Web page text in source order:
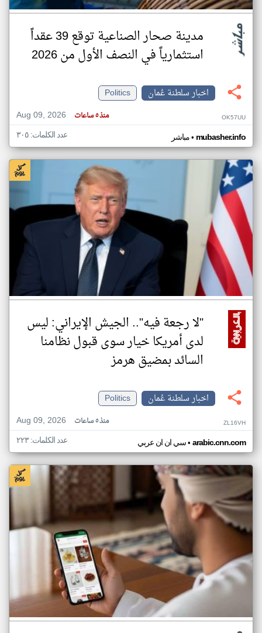
مدينة صحار الصناعية توقع 39 عقداً
استثمارياً في النصف الأول من 2026
اخبار سلطنة عُمان
Politics
Aug 09, 2026
منذ ٥ ساعات OK57UU
مباشر• mubasher.info عدد الكلمات: ٣٠٥
"لا رجعة فيه".. الجيش الإيراني: ليس
لدى أمريكا خيار سوى قبول نظامنا
السائد بمضيق هرمز
اخبار سلطنة عُمان
Politics
Aug 09, 2026
منذ ٥ ساعات ZL16VH
سي ان ان عربي• arabic.cnn.com عدد الكلمات: ٢٢٣